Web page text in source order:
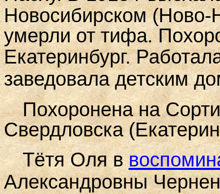
Новосибирском (Ново-
умерли от тифа.
Екатеринбург.
заведовала детским
Похоронена на
Свердловска
Тётя Оля в
Александровны